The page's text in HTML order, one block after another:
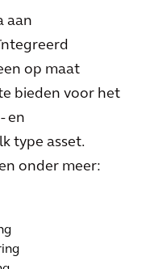
aan
op maat
bieden voor het
en
type asset.
onder meer: